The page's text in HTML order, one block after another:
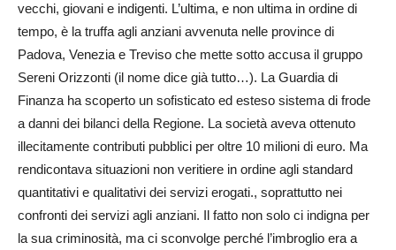
vecchi, giovani e indigenti. L’ultima, e non ultima in ordine di
tempo, è la truffa agli anziani avvenuta nelle province di
Padova, Venezia e Treviso che mette sotto accusa il gruppo
Sereni Orizzonti (il nome dice già tutto…). La Guardia di
Finanza ha scoperto un sofisticato ed esteso sistema di frode
a danni dei bilanci della Regione. La società aveva ottenuto
illecitamente contributi pubblici per oltre 10 milioni di euro. Ma
rendicontava situazioni non veritiere in ordine agli standard
quantitativi e qualitativi dei servizi erogati., soprattutto nei
confronti dei servizi agli anziani. Il fatto non solo ci indigna per
la sua criminosità, ma ci sconvolge perché l’imbroglio era a